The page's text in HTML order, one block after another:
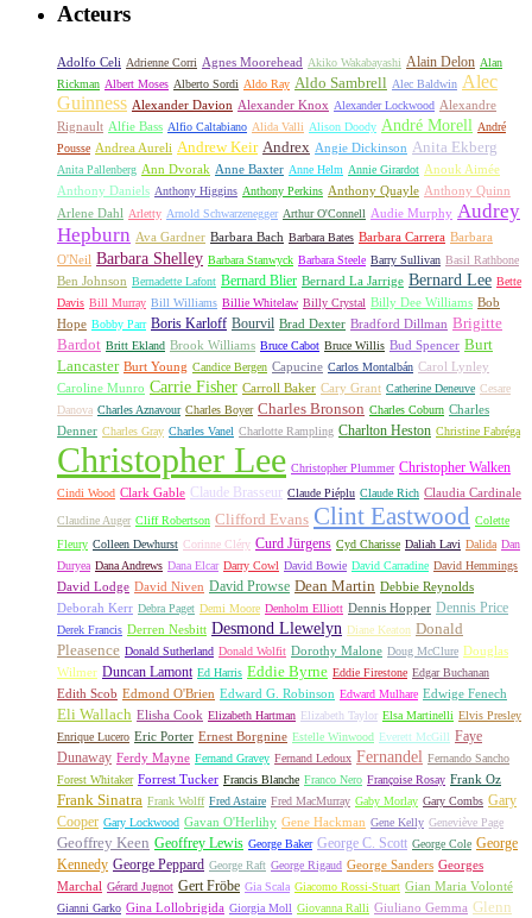
Acteurs
Adolfo Celi Adrienne Corri Agnes Moorehead Akiko Wakabayashi Alain Delon Alan
Rickman Albert Moses Alberto Sordi Aldo Ray Aldo Sambrell Alec Baldwin Alec
Guinness Alexander Davion Alexander Knox Alexander Lockwood Alexandre
Rignault Alfie Bass Alfio Caltabiano Alida Valli Alison Doody André Morell André
Pousse Andrea Aureli Andrew Keir Andrex Angie Dickinson Anita Ekberg
Anita Pallenberg Ann Dvorak Anne Baxter Anne Helm Annie Girardot Anouk Aimée
Anthony Daniels Anthony Higgins Anthony Perkins Anthony Quayle Anthony Quinn
Arlene Dahl Arletty Arnold Schwarzenegger Arthur O'Connell Audie Murphy Audrey
Hepburn Ava Gardner Barbara Bach Barbara Bates Barbara Carrera Barbara
O'Neil Barbara Shelley Barbara Stanwyck Barbara Steele Barry Sullivan Basil Rathbone
Ben Johnson Bernadette Lafont Bernard Blier Bernard La Jarrige Bernard Lee Bette
Davis Bill Murray Bill Williams Billie Whitelaw Billy Crystal Billy Dee Williams Bob
Hope Bobby Parr Boris Karloff Bourvil Brad Dexter Bradford Dillman Brigitte
Bardot Britt Ekland Brook Williams Bruce Cabot Bruce Willis Bud Spencer Burt
Lancaster Burt Young Candice Bergen Capucine Carlos Montalbán Carol Lynley
Caroline Munro Carrie Fisher Carroll Baker Cary Grant Catherine Deneuve Cesare
Danova Charles Aznavour Charles Boyer Charles Bronson Charles Coburn Charles
Denner Charles Gray Charles Vanel Charlotte Rampling Charlton Heston Christine Fabréga
Christopher Lee Christopher Plummer Christopher Walken
Cindi Wood Clark Gable Claude Brasseur Claude Piéplu Claude Rich Claudia Cardinale
Claudine Auger Cliff Robertson Clifford Evans Clint Eastwood Colette
Fleury Colleen Dewhurst Corinne Cléry Curd Jürgens Cyd Charisse Daliah Lavi Dalida Dan
Duryea Dana Andrews Dana Elcar Darry Cowl David Bowie David Carradine David Hemmings
David Lodge David Niven David Prowse Dean Martin Debbie Reynolds
Deborah Kerr Debra Paget Demi Moore Denholm Elliott Dennis Hopper Dennis Price
Derek Francis Derren Nesbitt Desmond Llewelyn Diane Keaton Donald
Pleasence Donald Sutherland Donald Wolfit Dorothy Malone Doug McClure Douglas
Wilmer Duncan Lamont Ed Harris Eddie Byrne Eddie Firestone Edgar Buchanan
Edith Scob Edmond O'Brien Edward G. Robinson Edward Mulhare Edwige Fenech
Eli Wallach Elisha Cook Elizabeth Hartman Elizabeth Taylor Elsa Martinelli Elvis Presley
Enrique Lucero Eric Porter Ernest Borgnine Estelle Winwood Everett McGill Faye
Dunaway Ferdy Mayne Fernand Gravey Fernand Ledoux Fernandel Fernando Sancho
Forest Whitaker Forrest Tucker Francis Blanche Franco Nero Françoise Rosay Frank Oz
Frank Sinatra Frank Wolff Fred Astaire Fred MacMurray Gaby Morlay Gary Combs Gary
Cooper Gary Lockwood Gavan O'Herlihy Gene Hackman Gene Kelly Geneviève Page
Geoffrey Keen Geoffrey Lewis George Baker George C. Scott George Cole George
Kennedy George Peppard George Raft George Rigaud George Sanders Georges
Marchal Gérard Jugnot Gert Fröbe Gia Scala Giacomo Rossi-Stuart Gian Maria Volonté
Gianni Garko Gina Lollobrigida Giorgia Moll Giovanna Ralli Giuliano Gemma Glenn